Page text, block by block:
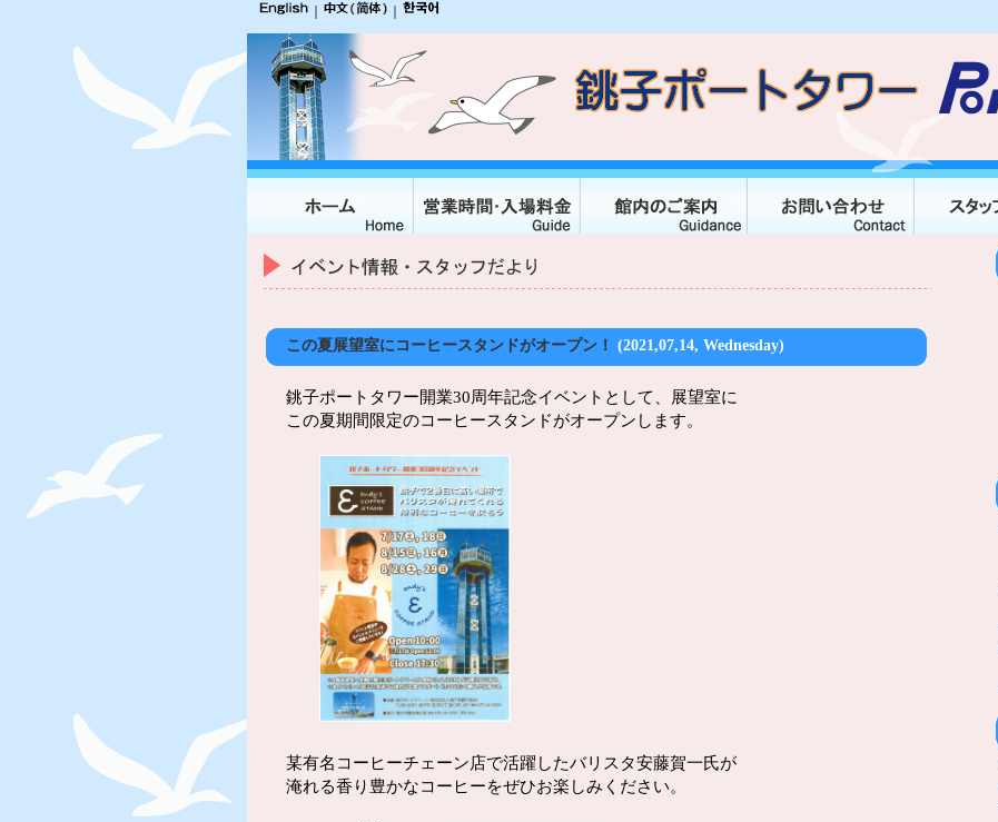
この夏展望室にコーヒースタンドがオープン！ (2021,07,14, Wednesday)
銚子ポートタワー開業30周年記念イベントとして、展望室に
この夏期間限定のコーヒースタンドがオープンします。
某有名コーヒーチェーン店で活躍したバリスタ安藤賀一氏が
淹れる香り豊かなコーヒーをぜひお楽しみください。